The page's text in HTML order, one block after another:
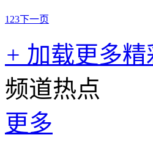
1 23下一页
+ 加载更多精
频道热点
更多